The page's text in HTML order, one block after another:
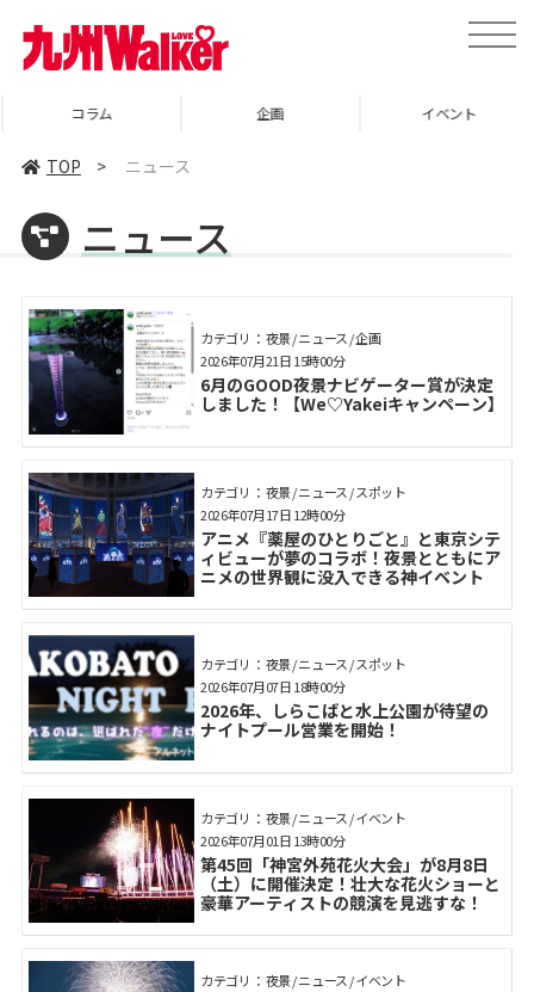
toggle
コラム 企画 イベント
TOP > ニュース
ニュース
カテゴリ： 夜景 / ニュース / 企画
6月のGOOD夜景ナビゲーター賞が決定
しました！【We♡Yakeiキャンペーン】
2026年07月21日 15時00分
カテゴリ： 夜景 / ニュース / スポット
アニメ『薬屋のひとりごと』と東京シテ
ィビューが夢のコラボ！夜景とともにア
ニメの世界観に没入できる神イベント
2026年07月17日 12時00分
カテゴリ： 夜景 / ニュース / スポット
2026年、しらこばと水上公園が待望の
ナイトプール営業を開始！
2026年07月07日 18時00分
カテゴリ： 夜景 / ニュース / イベント
第45回「神宮外苑花火大会」が8月8日
（土）に開催決定！壮大な花火ショーと
豪華アーティストの競演を見逃すな！
2026年07月01日 13時00分
カテゴリ： 夜景 / ニュース / イベント